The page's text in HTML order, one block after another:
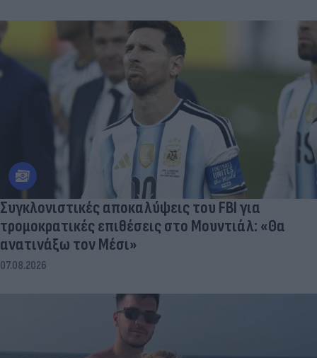
Συγκλονιστικές αποκαλύψεις του FBI για
τρομοκρατικές επιθέσεις στο Μουντιάλ: «Θα
ανατινάξω τον Μέσι»
07.08.2026